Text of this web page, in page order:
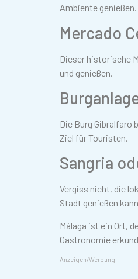
Ambiente genießen.
Mercado
Dieser historische
und genießen.
Die Burg Gibralfaro
Ziel für Touristen.
Sangria
Vergiss nicht, die
Stadt genießen
Málaga ist ein Ort,
Gastronomie
Anzeigen/Werbung